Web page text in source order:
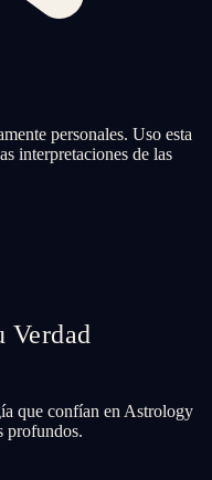
personales. Uso esta
interpretaciones de las
Verdad
que confían en Astrology
profundos.